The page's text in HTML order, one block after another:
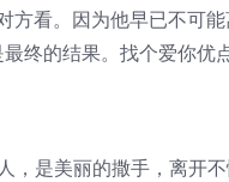
方看。因为他早已不可
终的结果。找个爱你优
是美丽的撒手，离开不